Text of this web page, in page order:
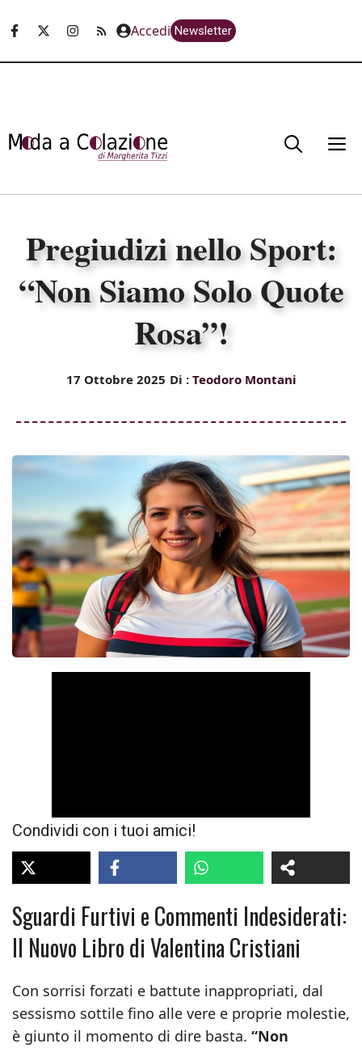
Accedi Newsletter
Pregiudizi nello Sport:
“Non Siamo Solo Quote
Rosa”!
17 Ottobre 2025 Di : Teodoro Montani
Condividi con i tuoi amici!
Sguardi Furtivi e Commenti Indesiderati:
Il Nuovo Libro di Valentina Cristiani
Con sorrisi forzati e battute inappropriati, dal
sessismo sottile fino alle vere e proprie molestie,
è giunto il momento di dire basta. “Non